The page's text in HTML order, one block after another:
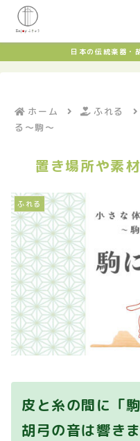
日本の伝統楽器・
ホーム ふれる
る〜駒〜
置き場所や素
ふれる
皮と糸の間に「
胡弓の音は響きま